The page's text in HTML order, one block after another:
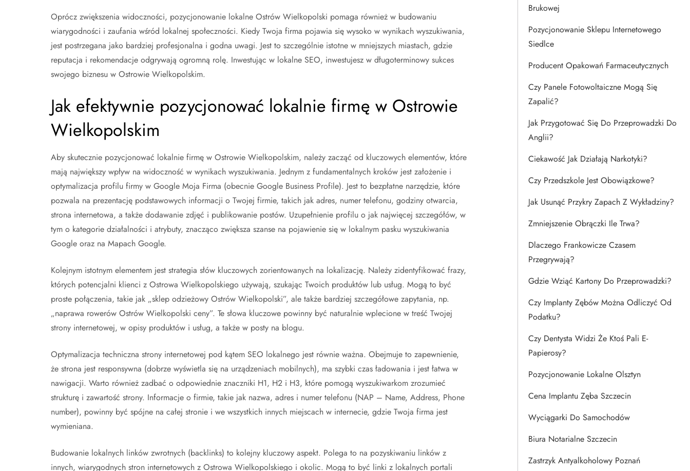
Oprócz zwiększenia widoczności, pozycjonowanie lokalne Ostrów Wielkopolski pomaga również w budowaniu
wiarygodności i zaufania wśród lokalnej społeczności. Kiedy Twoja firma pojawia się wysoko w wynikach wyszukiwania,
jest postrzegana jako bardziej profesjonalna i godna uwagi. Jest to szczególnie istotne w mniejszych miastach, gdzie
reputacja i rekomendacje odgrywają ogromną rolę. Inwestując w lokalne SEO, inwestujesz w długoterminowy sukces
swojego biznesu w Ostrowie Wielkopolskim.
Jak efektywnie pozycjonować lokalnie firmę w Ostrowie
Wielkopolskim
Aby skutecznie pozycjonować lokalnie firmę w Ostrowie Wielkopolskim, należy zacząć od kluczowych elementów, które
mają największy wpływ na widoczność w wynikach wyszukiwania. Jednym z fundamentalnych kroków jest założenie i
optymalizacja profilu firmy w Google Moja Firma (obecnie Google Business Profile). Jest to bezpłatne narzędzie, które
pozwala na prezentację podstawowych informacji o Twojej firmie, takich jak adres, numer telefonu, godziny otwarcia,
strona internetowa, a także dodawanie zdjęć i publikowanie postów. Uzupełnienie profilu o jak najwięcej szczegółów, w
tym o kategorie działalności i atrybuty, znacząco zwiększa szanse na pojawienie się w lokalnym pasku wyszukiwania
Google oraz na Mapach Google.
Kolejnym istotnym elementem jest strategia słów kluczowych zorientowanych na lokalizację. Należy zidentyfikować frazy,
których potencjalni klienci z Ostrowa Wielkopolskiego używają, szukając Twoich produktów lub usług. Mogą to być
proste połączenia, takie jak „sklep odzieżowy Ostrów Wielkopolski”, ale także bardziej szczegółowe zapytania, np.
„naprawa rowerów Ostrów Wielkopolski ceny”. Te słowa kluczowe powinny być naturalnie wplecione w treść Twojej
strony internetowej, w opisy produktów i usług, a także w posty na blogu.
Optymalizacja techniczna strony internetowej pod kątem SEO lokalnego jest równie ważna. Obejmuje to zapewnienie,
że strona jest responsywna (dobrze wyświetla się na urządzeniach mobilnych), ma szybki czas ładowania i jest łatwa w
nawigacji. Warto również zadbać o odpowiednie znaczniki H1, H2 i H3, które pomogą wyszukiwarkom zrozumieć
strukturę i zawartość strony. Informacje o firmie, takie jak nazwa, adres i numer telefonu (NAP – Name, Address, Phone
number), powinny być spójne na całej stronie i we wszystkich innych miejscach w internecie, gdzie Twoja firma jest
wymieniana.
Budowanie lokalnych linków zwrotnych (backlinks) to kolejny kluczowy aspekt. Polega to na pozyskiwaniu linków z
innych, wiarygodnych stron internetowych z Ostrowa Wielkopolskiego i okolic. Mogą to być linki z lokalnych portali
Brukowej
Pozycjonowanie Sklepu Internetowego
Siedlce
Producent Opakowań Farmaceutycznych
Czy Panele Fotowoltaiczne Mogą Się
Zapalić?
Jak Przygotować Się Do Przeprowadzki Do
Anglii?
Ciekawość Jak Działają Narkotyki?
Czy Przedszkole Jest Obowiązkowe?
Jak Usunąć Przykry Zapach Z Wykładziny?
Zmniejszenie Obrączki Ile Trwa?
Dlaczego Frankowicze Czasem
Przegrywają?
Gdzie Wziąć Kartony Do Przeprowadzki?
Czy Implanty Zębów Można Odliczyć Od
Podatku?
Czy Dentysta Widzi Że Ktoś Pali E-
Papierosy?
Pozycjonowanie Lokalne Olsztyn
Cena Implantu Zęba Szczecin
Wyciągarki Do Samochodów
Biura Notarialne Szczecin
Zastrzyk Antyalkoholowy Poznań